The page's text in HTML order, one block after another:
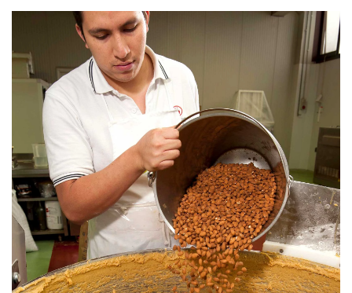
Mandelcantuccini med
havssalt
Lägg till 75,00 kr 75,00 kr
Ny design
Scapigliati
Mandelcantuccini - eko
Scapigliati
Display med cantuccini i